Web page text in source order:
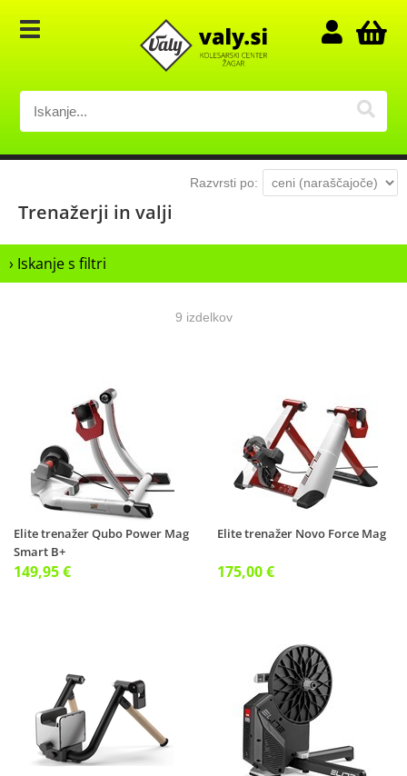
Razvrsti po:
Trenažerji in valji
› Iskanje s filtri
9 izdelkov
Elite trenažer Qubo Power Mag
Smart B+
149,95 €
Elite trenažer Novo Force Mag
175,00 €